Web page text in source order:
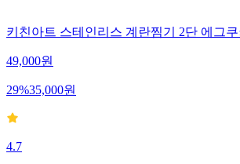
키친아트 스테인리스 계란찜기 2단 에그쿠
49,000원
29%35,000원
4.7